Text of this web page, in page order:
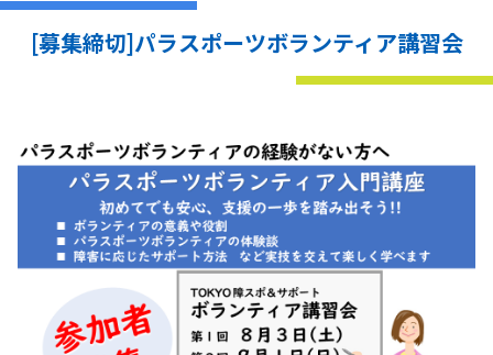
[募集締切]パラスポーツボランティア講習会